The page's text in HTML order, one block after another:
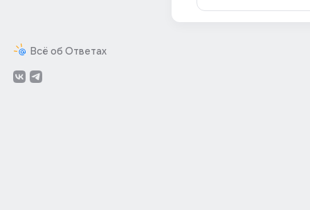
Всё об Ответах